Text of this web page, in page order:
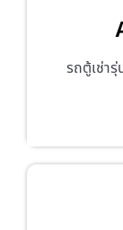
รถตู้เช่า